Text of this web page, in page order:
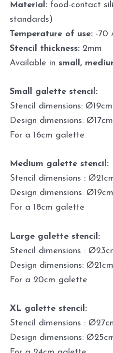
Material: food-contact
standards)
Temperature of use: -70
Stencil thickness: 2mm
Available in small,
Small galette stencil:
Stencil dimensions: Ø19cm
Design dimensions: Ø17cm
For a 16cm galette
Medium galette stencil:
Stencil dimensions :
Design dimensions: Ø19cm
For a 18cm galette
Large galette stencil:
Stencil dimensions :
Design dimensions: Ø21cm
For a 20cm galette
XL galette stencil:
Stencil dimensions :
Design dimensions: